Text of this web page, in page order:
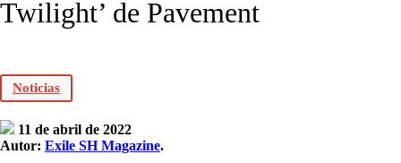
Twilight’ de Pavement
Noticias
11 de abril de 2022
Autor: Exile SH Magazine.